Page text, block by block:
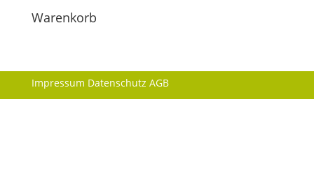
Warenkorb
Impressum Datenschutz AGB